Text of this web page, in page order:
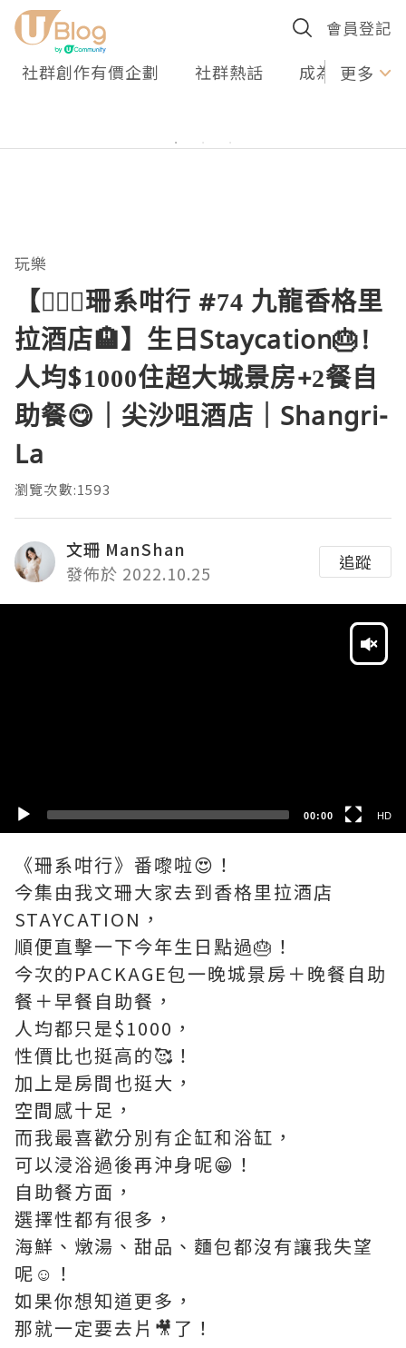
會員登記
社群創作有價企劃 社群熱話 成為U更多
玩樂
【🏃🏻‍♀️珊系咁行 #74 九龍香格里
拉酒店🏨】生日Staycation🎂!
人均$1000住超大城景房+2餐自
助餐😋｜尖沙咀酒店｜Shangri-
La
瀏覽次數:1593
文珊 ManShan
發佈於 2022.10.25
追蹤
00:00 HD
《珊系咁行》番嚟啦😍！
今集由我文珊大家去到香格里拉酒店
STAYCATION，
順便直擊一下今年生日點過🎂！
今次的PACKAGE包一晚城景房＋晚餐自助
餐＋早餐自助餐，
人均都只是$1000，
性價比也挺高的🥰！
加上是房間也挺大，
空間感十足，
而我最喜歡分別有企缸和浴缸，
可以浸浴過後再沖身呢😁！
自助餐方面，
選擇性都有很多，
海鮮、燉湯、甜品、麵包都沒有讓我失望
呢☺️！
如果你想知道更多，
那就一定要去片🎥了！